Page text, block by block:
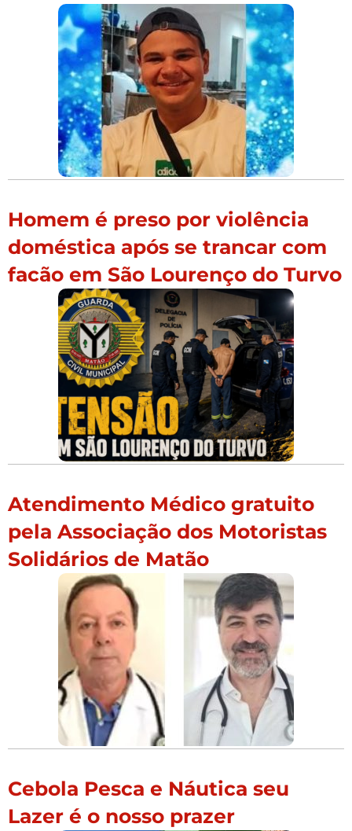
Homem é preso por violência
doméstica após se trancar com
facão em São Lourenço do Turvo
Atendimento Médico gratuito
pela Associação dos Motoristas
Solidários de Matão
Cebola Pesca e Náutica seu
Lazer é o nosso prazer